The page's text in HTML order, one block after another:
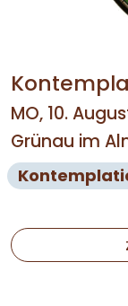
MO, 10.
Grünau im